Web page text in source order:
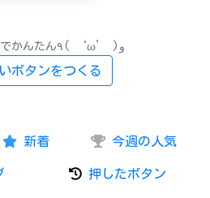
ログイン不要でかんたん٩( ‘ω’ )و
ボタンをつくる
新着 今週の人気
押したボタン